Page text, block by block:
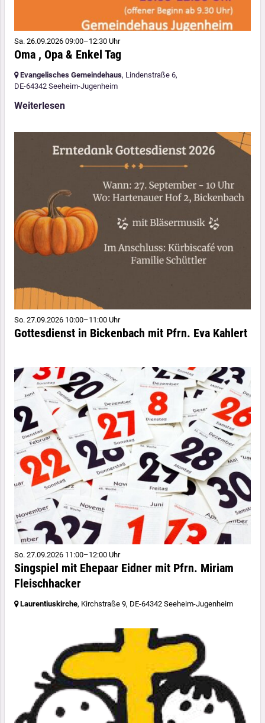
Sa. 26.09.2026 09:00–12:30 Uhr
Oma , Opa & Enkel Tag
Evangelisches Gemeindehaus, Lindenstraße 6,
DE-64342 Seeheim-Jugenheim
Weiterlesen
So. 27.09.2026 10:00–11:00 Uhr
Gottesdienst in Bickenbach mit Pfrn. Eva Kahlert
So. 27.09.2026 11:00–12:00 Uhr
Singspiel mit Ehepaar Eidner mit Pfrn. Miriam
Fleischhacker
Laurentiuskirche, Kirchstraße 9, DE-64342 Seeheim-Jugenheim